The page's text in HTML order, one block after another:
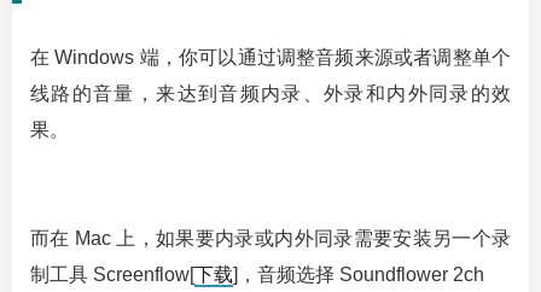
在 Windows 端，你可以通过调整音频来源或者调整单个
线路的音量，来达到音频内录、外录和内外同录的效
果。
而在 Mac 上，如果要内录或内外同录需要安装另一个录
制工具 Screenflow[下载]，音频选择 Soundflower 2ch